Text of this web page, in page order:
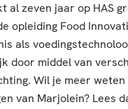
al zeven jaar op HAS
opleiding Food
als
door middel van
Wil je meer
van Marjolein? Lees